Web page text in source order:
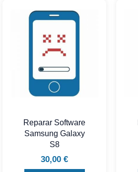
Reparar Software
Samsung Galaxy
S8
30,00 €